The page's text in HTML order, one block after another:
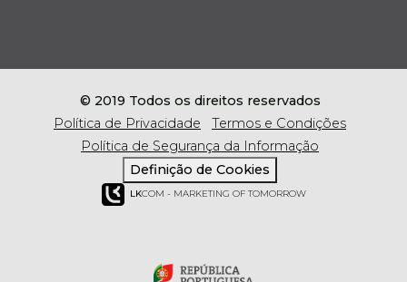
© 2019 Todos os direitos reservados
Política de Privacidade
Termos e Condições
Política de Segurança da Informação
Definição de Cookies
LKCOM - MARKETING OF TOMORROW